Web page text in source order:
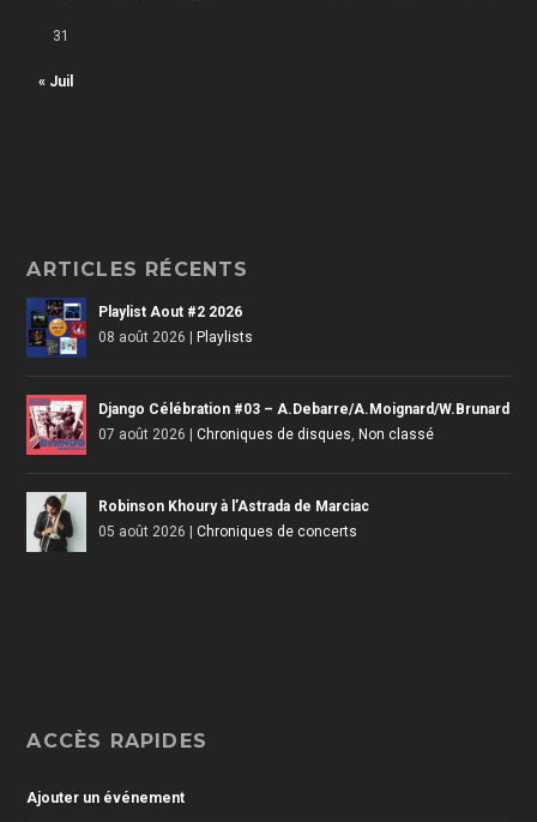
« Juil
31
ARTICLES RÉCENTS
Playlist Aout #2 2026
08 août 2026 |Playlists
Django Célébration #03 – A.Debarre/A.Moignard/W.Brunard
07 août 2026 |Chroniques de disques ,Non classé
Robinson Khoury à l’Astrada de Marciac
05 août 2026 |Chroniques de concerts
ACCÈS RAPIDES
Ajouter un événement